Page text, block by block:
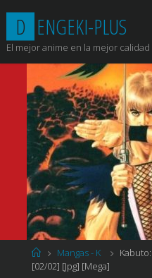
contenido
D ENGEKI-PLUS
El mejor anime en la mejor calidad
Página
de
Mangas - K
[02/02] [Jpg] [Mega]